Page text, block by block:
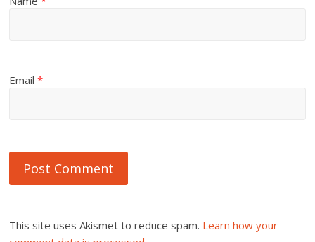
Email*
This site uses Akismet to reduce spam. Learn how your